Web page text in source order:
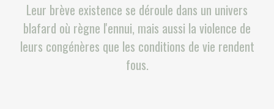
Leur brève existence se déroule dans un univers
blafard où règne l'ennui, mais aussi la violence de
leurs congénères que les conditions de vie rendent
fous.